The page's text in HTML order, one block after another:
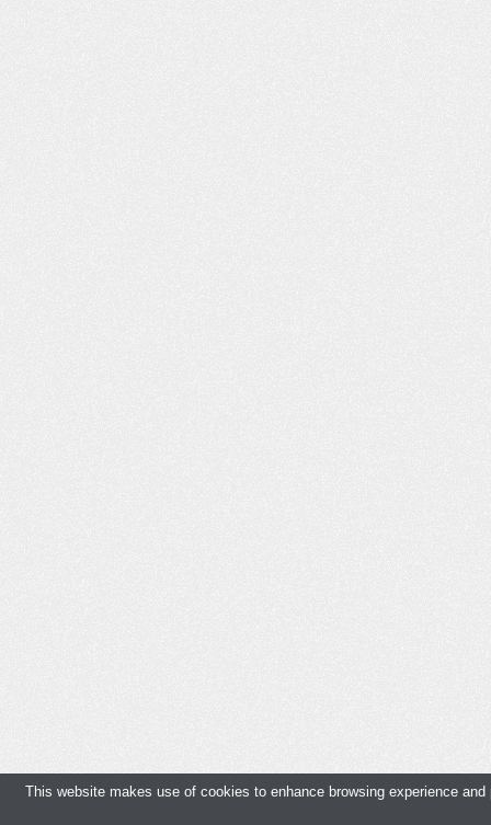
This website makes use of cookies to enhance browsing experience